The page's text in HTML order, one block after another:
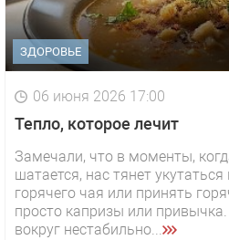
ЗДОРОВЬЕ
06 июня 2026 17:00
Тепло, которое лечит
Замечали, что в моменты,
шатается, нас тянет
горячего чая или принять
просто капризы или
вокруг нестабильно...